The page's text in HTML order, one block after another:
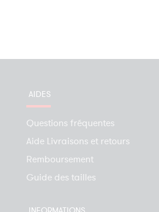
AIDES
Questions fréquentes
Aide Livraisons et retours
Remboursement
Guide des tailles